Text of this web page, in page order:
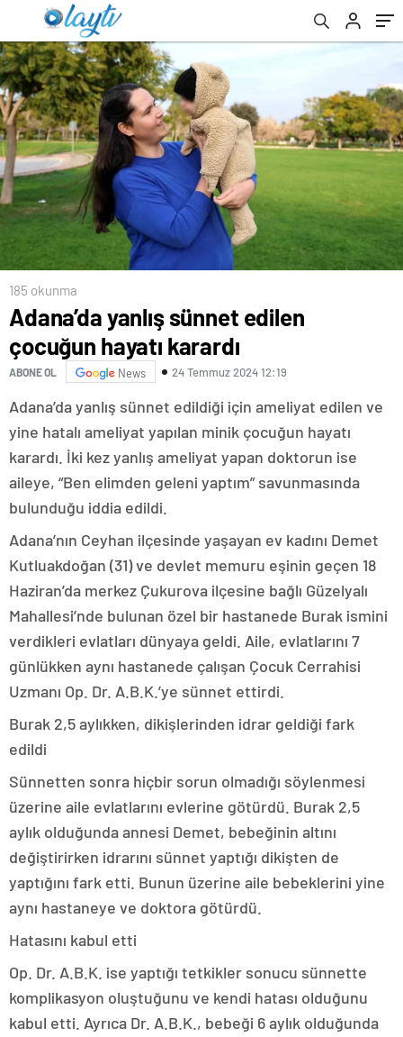
185 okunma
Adana’da yanlış sünnet edilen
çocuğun hayatı karardı
ABONE OL News 24 Temmuz 2024 12:19
Adana’da yanlış sünnet edildiği için ameliyat edilen ve
yine hatalı ameliyat yapılan minik çocuğun hayatı
karardı. İki kez yanlış ameliyat yapan doktorun ise
aileye, “Ben elimden geleni yaptım” savunmasında
bulunduğu iddia edildi.
Adana’nın Ceyhan ilçesinde yaşayan ev kadını Demet
Kutluakdoğan (31) ve devlet memuru eşinin geçen 18
Haziran’da merkez Çukurova ilçesine bağlı Güzelyalı
Mahallesi’nde bulunan özel bir hastanede Burak ismini
verdikleri evlatları dünyaya geldi. Aile, evlatlarını 7
günlükken aynı hastanede çalışan Çocuk Cerrahisi
Uzmanı Op. Dr. A.B.K.’ye sünnet ettirdi.
Burak 2,5 aylıkken, dikişlerinden idrar geldiği fark
edildi
Sünnetten sonra hiçbir sorun olmadığı söylenmesi
üzerine aile evlatlarını evlerine götürdü. Burak 2,5
aylık olduğunda annesi Demet, bebeğinin altını
değiştirirken idrarını sünnet yaptığı dikişten de
yaptığını fark etti. Bunun üzerine aile bebeklerini yine
aynı hastaneye ve doktora götürdü.
Hatasını kabul etti
Op. Dr. A.B.K. ise yaptığı tetkikler sonucu sünnette
komplikasyon oluştuğunu ve kendi hatası olduğunu
kabul etti. Ayrıca Dr. A.B.K., bebeği 6 aylık olduğunda
düşünüyor